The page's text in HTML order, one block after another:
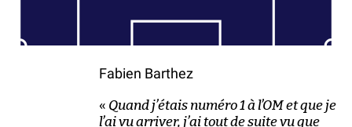
Fabien Barthez
« Quand j’étais numéro 1 à l’OM et que je
l’ai vu arriver, j’ai tout de suite vu que